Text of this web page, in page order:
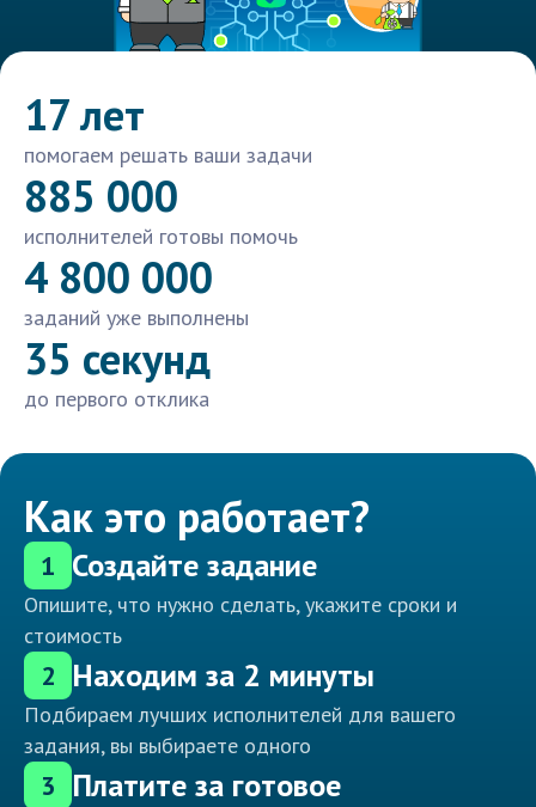
17 лет
помогаем решать ваши задачи
885 000
исполнителей готовы помочь
4 800 000
заданий уже выполнены
35 секунд
до первого отклика
Как это работает?
1 Создайте задание
Опишите, что нужно сделать, укажите сроки и
стоимость
2 Находим за 2 минуты
Подбираем лучших исполнителей для вашего
задания, вы выбираете одного
3 Платите за готовое